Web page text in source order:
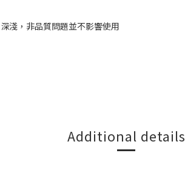
淺，非品質問題並不影響使用
Additional details